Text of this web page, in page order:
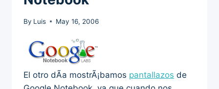
By Luis May 16, 2006
El otro dÃ­a mostrÃ¡bamos pantallazos de